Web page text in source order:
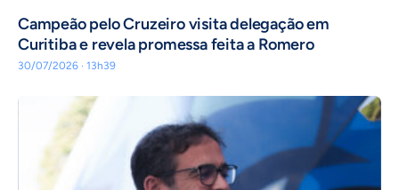
Campeão pelo Cruzeiro visita delegação em
Curitiba e revela promessa feita a Romero
30/07/2026 · 13h39